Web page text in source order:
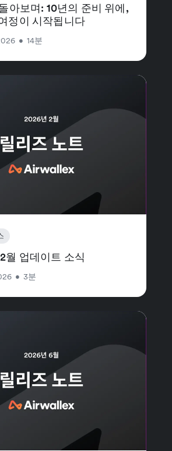
아보며: 10년의 준비 위에,
정이 시작됩니다
• 14분
업데이트 소식
• 3분